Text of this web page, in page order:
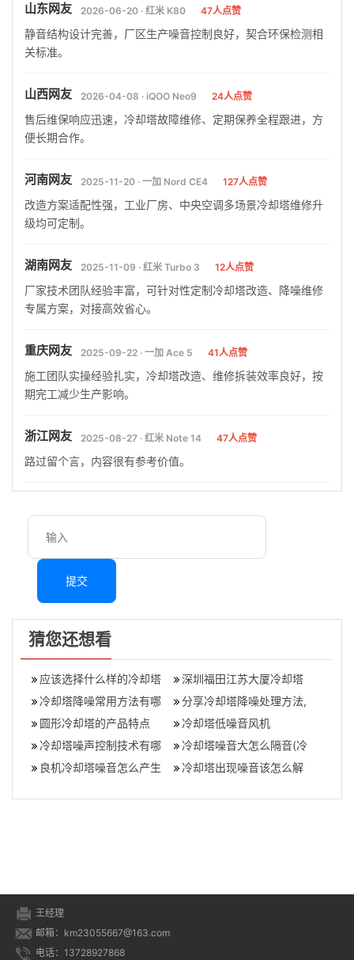
山东网友 2026-06-20 · 红米 K80 47人点赞
静音结构设计完善，厂区生产噪音控制良好，契合环保检测相
关标准。
山西网友 2026-04-08 · iQOO Neo9 24人点赞
售后维保响应迅速，冷却塔故障维修、定期保养全程跟进，方
便长期合作。
河南网友 2025-11-20 · 一加 Nord CE4 127人点赞
改造方案适配性强，工业厂房、中央空调多场景冷却塔维修升
级均可定制。
湖南网友 2025-11-09 · 红米 Turbo 3 12人点赞
厂家技术团队经验丰富，可针对性定制冷却塔改造、降噪维修
专属方案，对接高效省心。
重庆网友 2025-09-22 · 一加 Ace 5 41人点赞
施工团队实操经验扎实，冷却塔改造、维修拆装效率良好，按
期完工减少生产影响。
浙江网友 2025-08-27 · 红米 Note 14 47人点赞
路过留个言，内容很有参考价值。
提交
猜您还想看
应该选择什么样的冷却塔
噪声治理厂家？,冷却塔噪
声治理厂家排
深圳福田江苏大厦冷却塔
噪音治理升级改造
冷却塔降噪常用方法有哪
些？,冷却塔降噪的常见问
题
分享冷却塔降噪处理方法,
学会这些轻松掌握搞定冷
却塔噪声的
圆形冷却塔的产品特点
冷却塔低噪音风机
冷却塔噪声控制技术有哪
些应用？冷却塔噪声治理
冷却塔噪音大怎么隔音(冷
却塔如何降低噪音)
良机冷却塔噪音怎么产生
冷却塔出现噪音该怎么解
王经理
邮箱：km23055667@163.com
电话：13728927868